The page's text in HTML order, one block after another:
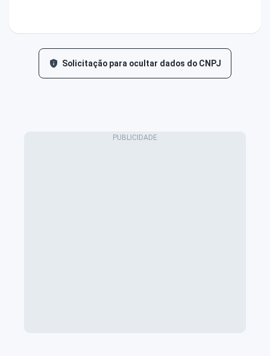
Solicitação para ocultar dados do CNPJ